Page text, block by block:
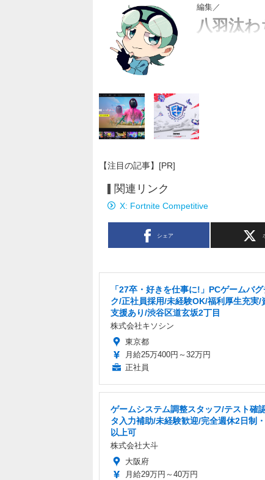
編集／
八羽汰
はちわたわちは
【注目の記事】[PR]
関連リンク
X: Fortnite Competitive
シェア
「27卒・好きを仕事に!」PCゲームバ
ク/正社員採用/未経験OK/福利厚生充実/
支援あり/渋谷区道玄坂2丁目
株式会社キソシン
東京都
月給25万400円～32万円
正社員
ゲームシステム調整スタッフ/テスト確
タ入力補助/未経験歓迎/完全週休2日制
以上可
株式会社大斗
大阪府
月給29万円～40万円